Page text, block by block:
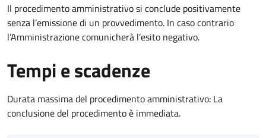
Il procedimento amministrativo si conclude positivamente
senza l’emissione di un provvedimento. In caso contrario
l’Amministrazione comunicherà l’esito negativo.
Tempi e scadenze
Durata massima del procedimento amministrativo: La
conclusione del procedimento è immediata.